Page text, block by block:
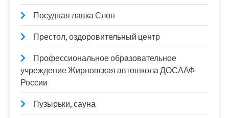
Посудная лавка Слон
Престол, оздоровительный центр
Профессиональное образовательное
учреждение Жирновская автошкола ДОСААФ
России
Пузырьки, сауна